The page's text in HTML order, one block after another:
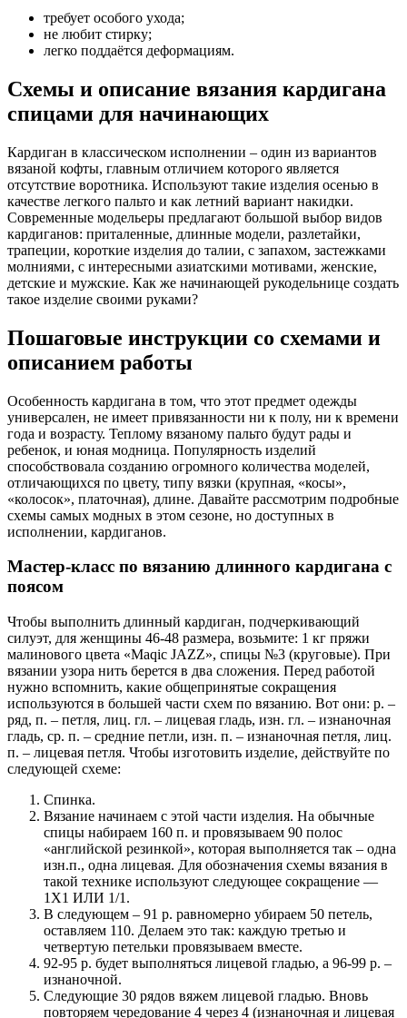
требует особого ухода;
не любит стирку;
легко поддаётся деформациям.
Схемы и описание вязания кардигана
спицами для начинающих
Кардиган в классическом исполнении – один из вариантов
вязаной кофты, главным отличием которого является
отсутствие воротника. Используют такие изделия осенью в
качестве легкого пальто и как летний вариант накидки.
Современные модельеры предлагают большой выбор видов
кардиганов: приталенные, длинные модели, разлетайки,
трапеции, короткие изделия до талии, с запахом, застежками
молниями, с интересными азиатскими мотивами, женские,
детские и мужские. Как же начинающей рукодельнице создать
такое изделие своими руками?
Пошаговые инструкции со схемами и
описанием работы
Особенность кардигана в том, что этот предмет одежды
универсален, не имеет привязанности ни к полу, ни к времени
года и возрасту. Теплому вязаному пальто будут рады и
ребенок, и юная модница. Популярность изделий
способствовала созданию огромного количества моделей,
отличающихся по цвету, типу вязки (крупная, «косы»,
«колосок», платочная), длине. Давайте рассмотрим подробные
схемы самых модных в этом сезоне, но доступных в
исполнении, кардиганов.
Мастер-класс по вязанию длинного кардигана с
поясом
Чтобы выполнить длинный кардиган, подчеркивающий
силуэт, для женщины 46-48 размера, возьмите: 1 кг пряжи
малинового цвета «Maqic JAZZ», спицы №3 (круговые). При
вязании узора нить берется в два сложения. Перед работой
нужно вспомнить, какие общепринятые сокращения
используются в большей части схем по вязанию. Вот они: р. –
ряд, п. – петля, лиц. гл. – лицевая гладь, изн. гл. – изнаночная
гладь, ср. п. – средние петли, изн. п. – изнаночная петля, лиц.
п. – лицевая петля. Чтобы изготовить изделие, действуйте по
следующей схеме:
Спинка.
Вязание начинаем с этой части изделия. На обычные
спицы набираем 160 п. и провязываем 90 полос
«английской резинкой», которая выполняется так – одна
изн.п., одна лицевая. Для обозначения схемы вязания в
такой технике используют следующее сокращение —
1Х1 ИЛИ 1/1.
В следующем – 91 р. равномерно убираем 50 петель,
оставляем 110. Делаем это так: каждую третью и
четвертую петельки провязываем вместе.
92-95 р. будет выполняться лицевой гладью, а 96-99 р. –
изнаночной.
Следующие 30 рядов вяжем лицевой гладью. Вновь
повторяем чередование 4 через 4 (изнаночная и лицевая